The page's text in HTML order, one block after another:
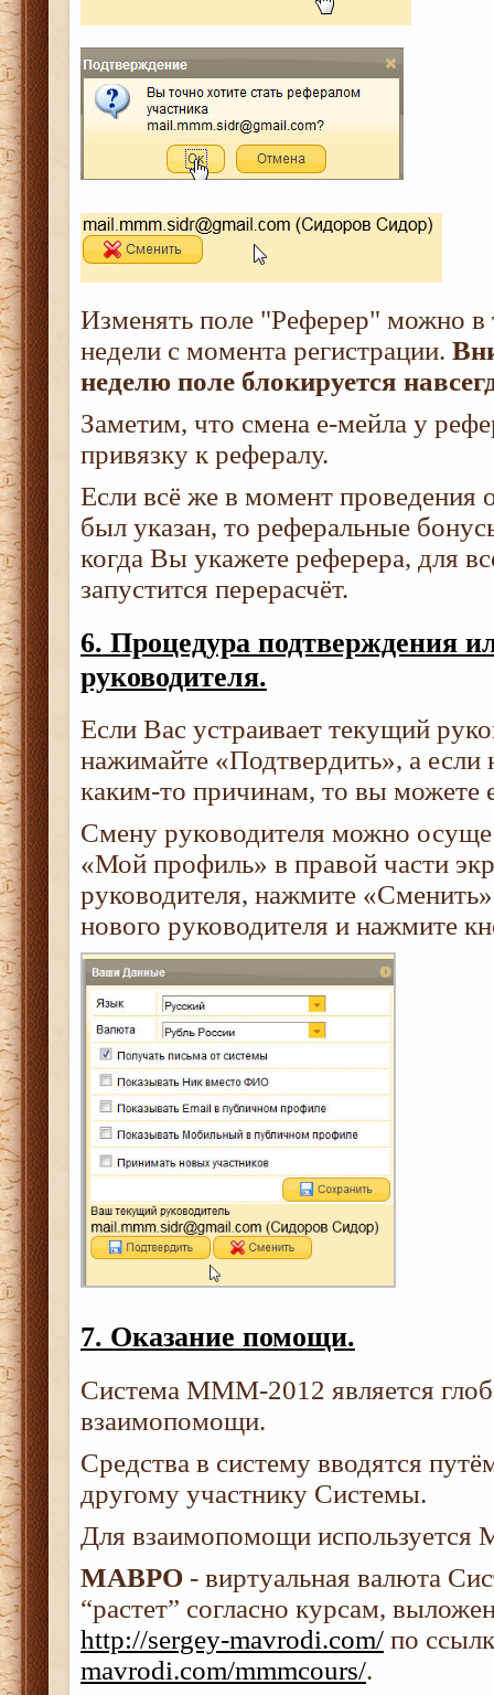
Изменять поле "Реферер" можно в
недели с момента регистрации.
неделю поле блокируется
Заметим, что смена е-мейла у
привязку к рефералу.
Если всё же в момент проведения
был указан, то реферальные
когда Вы укажете реферера, для
запустится перерасчёт.
6. Процедура подтверждения
руководителя.
Если Вас устраивает текущий
нажимайте «Подтвердить», а если
каким-то причинам, то вы можете
Смену руководителя можно
«Мой профиль» в правой части
руководителя, нажмите
нового руководителя и нажмите
7. Оказание помощи.
Система МММ-2012 является
взаимопомощи.
Средства в систему вводятся
другому участнику Системы.
Для взаимопомощи
МАВРО - виртуальная валюта
“растет” согласно курсам,
http://sergey-mavrodi.com/ по
mavrodi.com/mmmcours/.